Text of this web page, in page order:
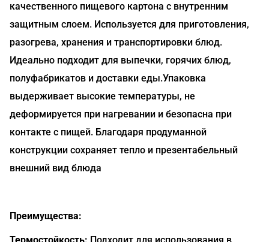
качественного пищевого картона с внутренним
защитным слоем. Используется для приготовления,
разогрева, хранения и транспортировки блюд.
Идеально подходит для выпечки, горячих блюд,
полуфабрикатов и доставки еды.Упаковка
выдерживает высокие температуры, не
деформируется при нагревании и безопасна при
контакте с пищей. Благодаря продуманной
конструкции сохраняет тепло и презентабельный
внешний вид блюда
Преимущества: